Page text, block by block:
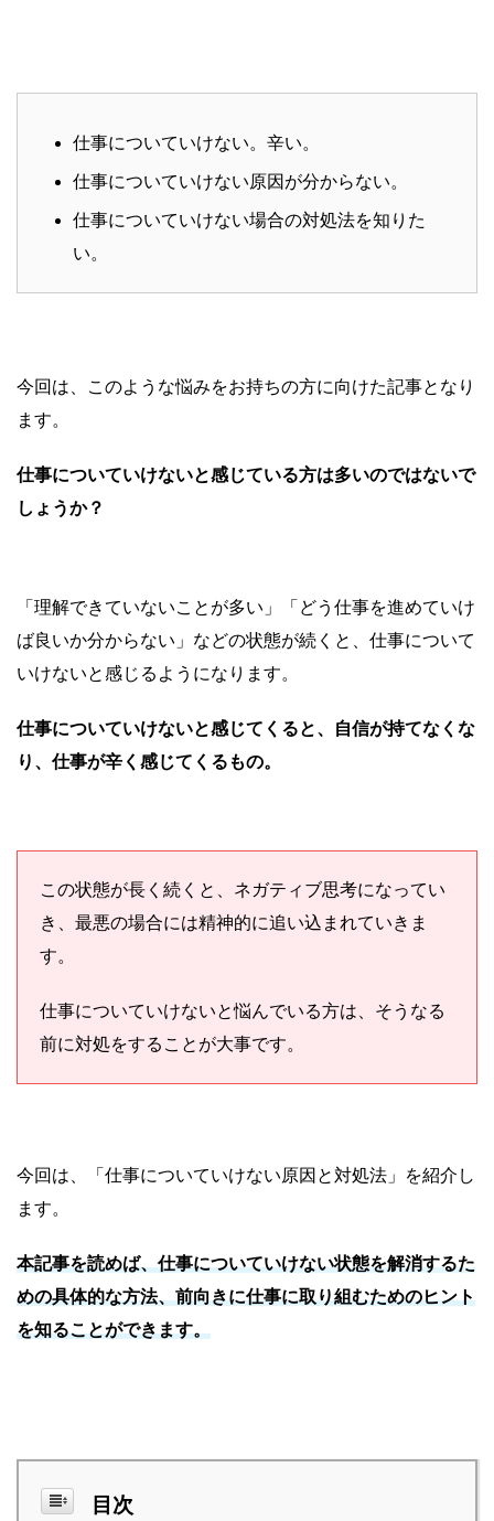
仕事についていけない。辛い。
仕事についていけない原因が分からない。
仕事についていけない場合の対処法を知りた
い。
今回は、このような悩みをお持ちの方に向けた記事となり
ます。
仕事についていけないと感じている方は多いのではないで
しょうか？
「理解できていないことが多い」「どう仕事を進めていけ
ば良いか分からない」などの状態が続くと、仕事について
いけないと感じるようになります。
仕事についていけないと感じてくると、自信が持てなくな
り、仕事が辛く感じてくるもの。
この状態が長く続くと、ネガティブ思考になってい
き、最悪の場合には精神的に追い込まれていきま
す。
仕事についていけないと悩んでいる方は、そうなる
前に対処をすることが大事です。
今回は、「仕事についていけない原因と対処法」を紹介し
ます。
本記事を読めば、仕事についていけない状態を解消するた
めの具体的な方法、前向きに仕事に取り組むためのヒント
を知ることができます。
目次